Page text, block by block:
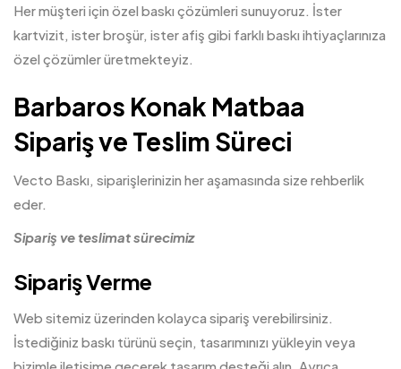
Her müşteri için özel baskı çözümleri sunuyoruz. İster
kartvizit, ister broşür, ister afiş gibi farklı baskı ihtiyaçlarınıza
özel çözümler üretmekteyiz.
Barbaros Konak Matbaa
Sipariş ve Teslim Süreci
Vecto Baskı, siparişlerinizin her aşamasında size rehberlik
eder.
Sipariş ve teslimat sürecimiz
Sipariş Verme
Web sitemiz üzerinden kolayca sipariş verebilirsiniz.
İstediğiniz baskı türünü seçin, tasarımınızı yükleyin veya